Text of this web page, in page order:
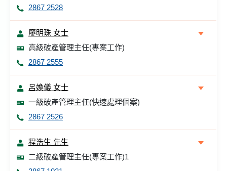
2867 2528
廖明珠 女士
高級破產管理主任(專案工作)
2867 2555
呂𡞵儀 女士
一級破產管理主任(快速處理個案)
2867 2526
程浩生 先生
二級破產管理主任(專案工作)1